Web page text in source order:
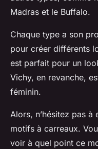
Madras et le Buffalo.
Chaque type a son
pour créer différents
est parfait pour un
Vichy, en revanche,
féminin.
Alors, n’hésitez pas
motifs à carreaux.
voir à quel point ce